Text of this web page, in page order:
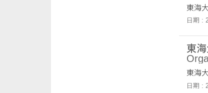
東海
日期 :
東
東海
日期 :